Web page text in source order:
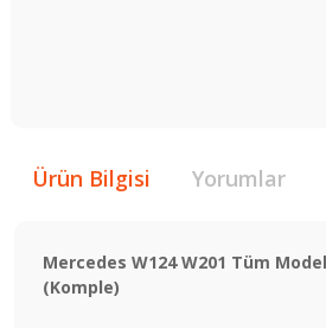
Ürün Bilgisi Yorumlar
Mercedes W124 W201 Tüm
(Komple)